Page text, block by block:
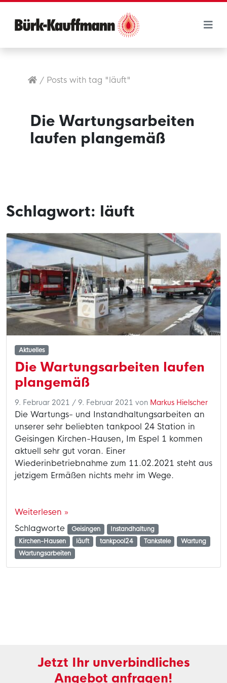
/ Posts with tag "läuft"
Die Wartungsarbeiten
laufen plangemäß
Schlagwort: läuft
Aktuelles
Die Wartungsarbeiten laufen
plangemäß
9. Februar 2021 / 9. Februar 2021 von Markus Hielscher
Die Wartungs- und Instandhaltungsarbeiten an
unserer sehr beliebten tankpool 24 Station in
Geisingen Kirchen-Hausen, Im Espel 1 kommen
aktuell sehr gut voran. Einer
Wiederinbetriebnahme zum 11.02.2021 steht aus
jetzigem Ermäßen nichts mehr im Wege.
Weiterlesen »
Schlagworte
Geisingen
Instandhaltung
Kirchen-Hausen
läuft tankpool24 Tankstele
Wartung
Wartungsarbeiten
Jetzt Ihr unverbindliches
Angebot anfragen!